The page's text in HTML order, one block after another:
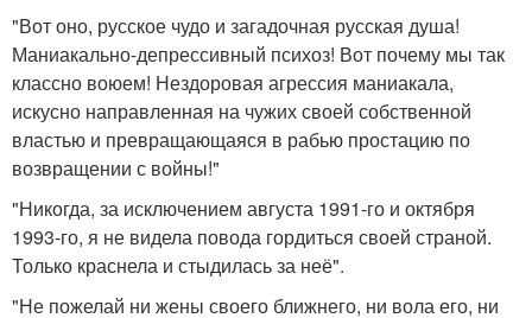
"Вот оно, русское чудо и загадочная русская душа!
Маниакально-депрессивный психоз! Вот почему мы так
классно воюем! Нездоровая агрессия маниакала,
искусно направленная на чужих своей собственной
властью и превращающаяся в рабью простацию по
возвращении с войны!"
"Никогда, за исключением августа 1991-го и октября
1993-го, я не видела повода гордиться своей страной.
Только краснела и стыдилась за неё".
"Не пожелай ни жены своего ближнего, ни вола его, ни